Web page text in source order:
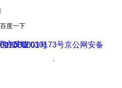
百度一下
户反馈
ICP证030173号
11000002000001号